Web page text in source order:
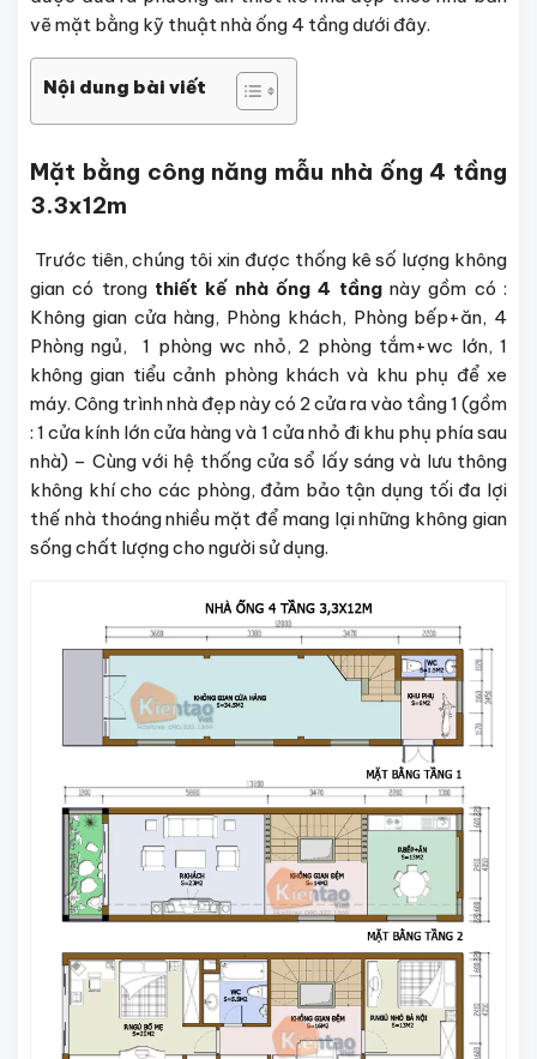
vẽ mặt bằng kỹ thuật nhà ống 4 tầng dưới đây.
Nội dung bài viết
Mặt bằng công năng mẫu nhà ống 4 tầng
3.3x12m
Trước tiên, chúng tôi xin được thống kê số lượng không
gian có trong thiết kế nhà ống 4 tầngnày gồm có :
Không gian cửa hàng, Phòng khách, Phòng bếp+ăn, 4
Phòng ngủ, 1 phòng wc nhỏ, 2 phòng tắm+wc lớn, 1
không gian tiểu cảnh phòng khách và khu phụ để xe
máy. Công trình nhà đẹp này có 2 cửa ra vào tầng 1 (gồm
: 1 cửa kính lớn cửa hàng và 1 cửa nhỏ đi khu phụ phía sau
nhà) – Cùng với hệ thống cửa sổ lấy sáng và lưu thông
không khí cho các phòng, đảm bảo tận dụng tối đa lợi
thế nhà thoáng nhiều mặt để mang lại những không gian
sống chất lượng cho người sử dụng.